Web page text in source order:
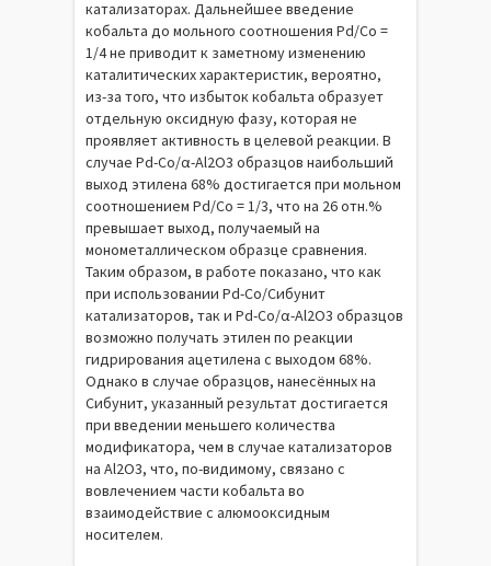
катализаторах. Дальнейшее введение
кобальта до мольного соотношения Pd/Co =
1/4 не приводит к заметному изменению
каталитических характеристик, вероятно,
из-за того, что избыток кобальта образует
отдельную оксидную фазу, которая не
проявляет активность в целевой реакции. В
случае Pd-Co/α-Al2O3 образцов наибольший
выход этилена 68% достигается при мольном
соотношением Pd/Co = 1/3, что на 26 отн.%
превышает выход, получаемый на
монометаллическом образце сравнения.
Таким образом, в работе показано, что как
при использовании Pd-Co/Сибунит
катализаторов, так и Pd-Co/α-Al2O3 образцов
возможно получать этилен по реакции
гидрирования ацетилена с выходом 68%.
Однако в случае образцов, нанесённых на
Сибунит, указанный результат достигается
при введении меньшего количества
модификатора, чем в случае катализаторов
на Al2O3, что, по-видимому, связано с
вовлечением части кобальта во
взаимодействие с алюмооксидным
носителем.